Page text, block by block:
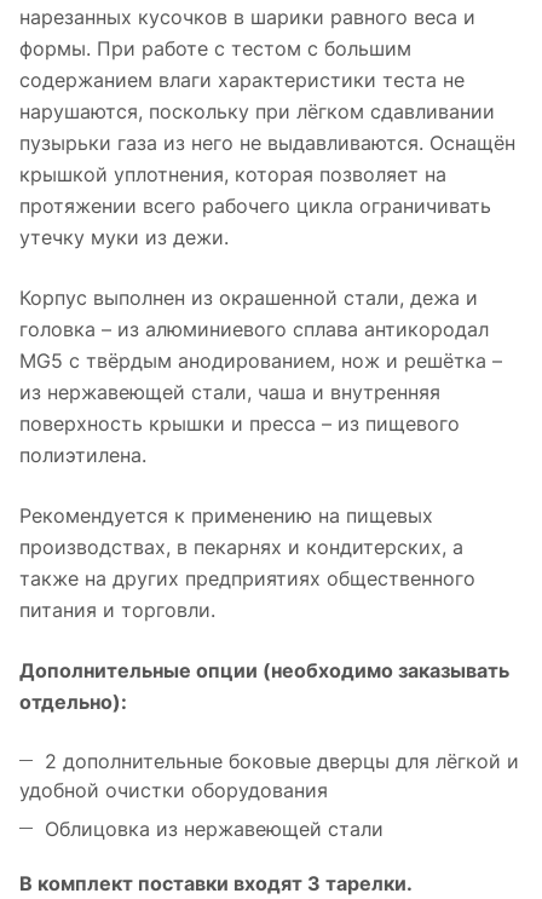
нарезанных кусочков в шарики равного веса и
формы. При работе с тестом с большим
содержанием влаги характеристики теста не
нарушаются, поскольку при лёгком сдавливании
пузырьки газа из него не выдавливаются. Оснащён
крышкой уплотнения, которая позволяет на
протяжении всего рабочего цикла ограничивать
утечку муки из дежи.
Корпус выполнен из окрашенной стали, дежа и
головка – из алюминиевого сплава антикородал
MG5 с твёрдым анодированием, нож и решётка –
из нержавеющей стали, чаша и внутренняя
поверхность крышки и пресса – из пищевого
полиэтилена.
Рекомендуется к применению на пищевых
производствах, в пекарнях и кондитерских, а
также на других предприятиях общественного
питания и торговли.
Дополнительные опции (необходимо заказывать
отдельно):
2 дополнительные боковые дверцы для лёгкой и
удобной очистки оборудования
Облицовка из нержавеющей стали
В комплект поставки входят 3 тарелки.